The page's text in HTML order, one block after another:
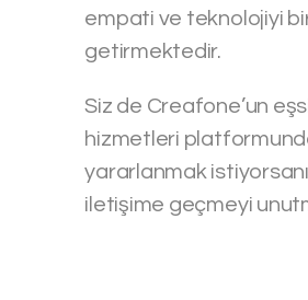
empati ve teknolojiyi
getirmektedir.
Siz de Creafone’un
hizmetleri
yararlanmak
iletişime geçmeyi